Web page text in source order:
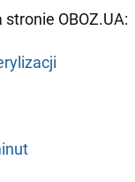
OBOZ.UA: